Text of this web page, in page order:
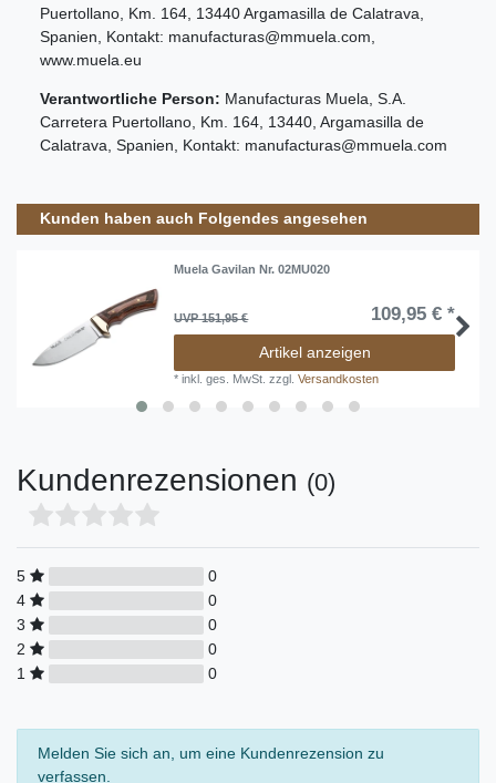
Puertollano, Km.
164 13440Argamasilla de Calatrava
Spanien , Kontakt: manufacturas@mmuela.com
www.muela.eu
Verantwortliche Person: Manufacturas Muela, S.A.
Carretera Puertollano, Km.
164 13440 Argamasilla de
Calatrava Spanien , Kontakt: manufacturas@mmuela.com
Kunden haben auch Folgendes angesehen
Muela Gavilan Nr. 02MU020
UVP 151,95 € 109,95 € *
Artikel anzeigen
*inkl. ges. MwSt. zzgl.Versandkosten
Kundenrezensionen (0)
5
0
4
0
3
0
2
0
1
0
Melden Sie sich an, um eine Kundenrezension zu
verfassen.